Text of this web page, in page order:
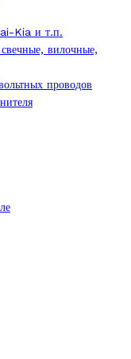
Kia и т.п.
вилочные,
проводов